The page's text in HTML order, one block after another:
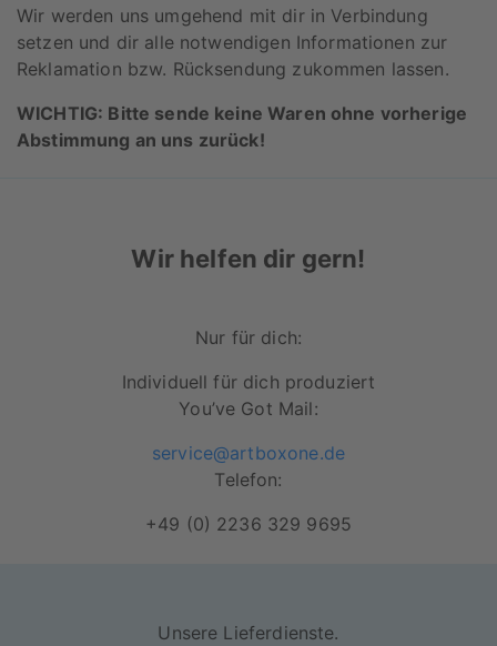
Wir werden uns umgehend mit dir in Verbindung
setzen und dir alle notwendigen Informationen zur
Reklamation bzw. Rücksendung zukommen lassen.
WICHTIG: Bitte sende keine Waren ohne vorherige
Abstimmung an uns zurück!
Wir helfen dir gern!
Nur für dich:
Individuell für dich produziert
You’ve Got Mail:
service@artboxone.de
Telefon:
+49 (0) 2236 329 9695
Unsere Lieferdienste.